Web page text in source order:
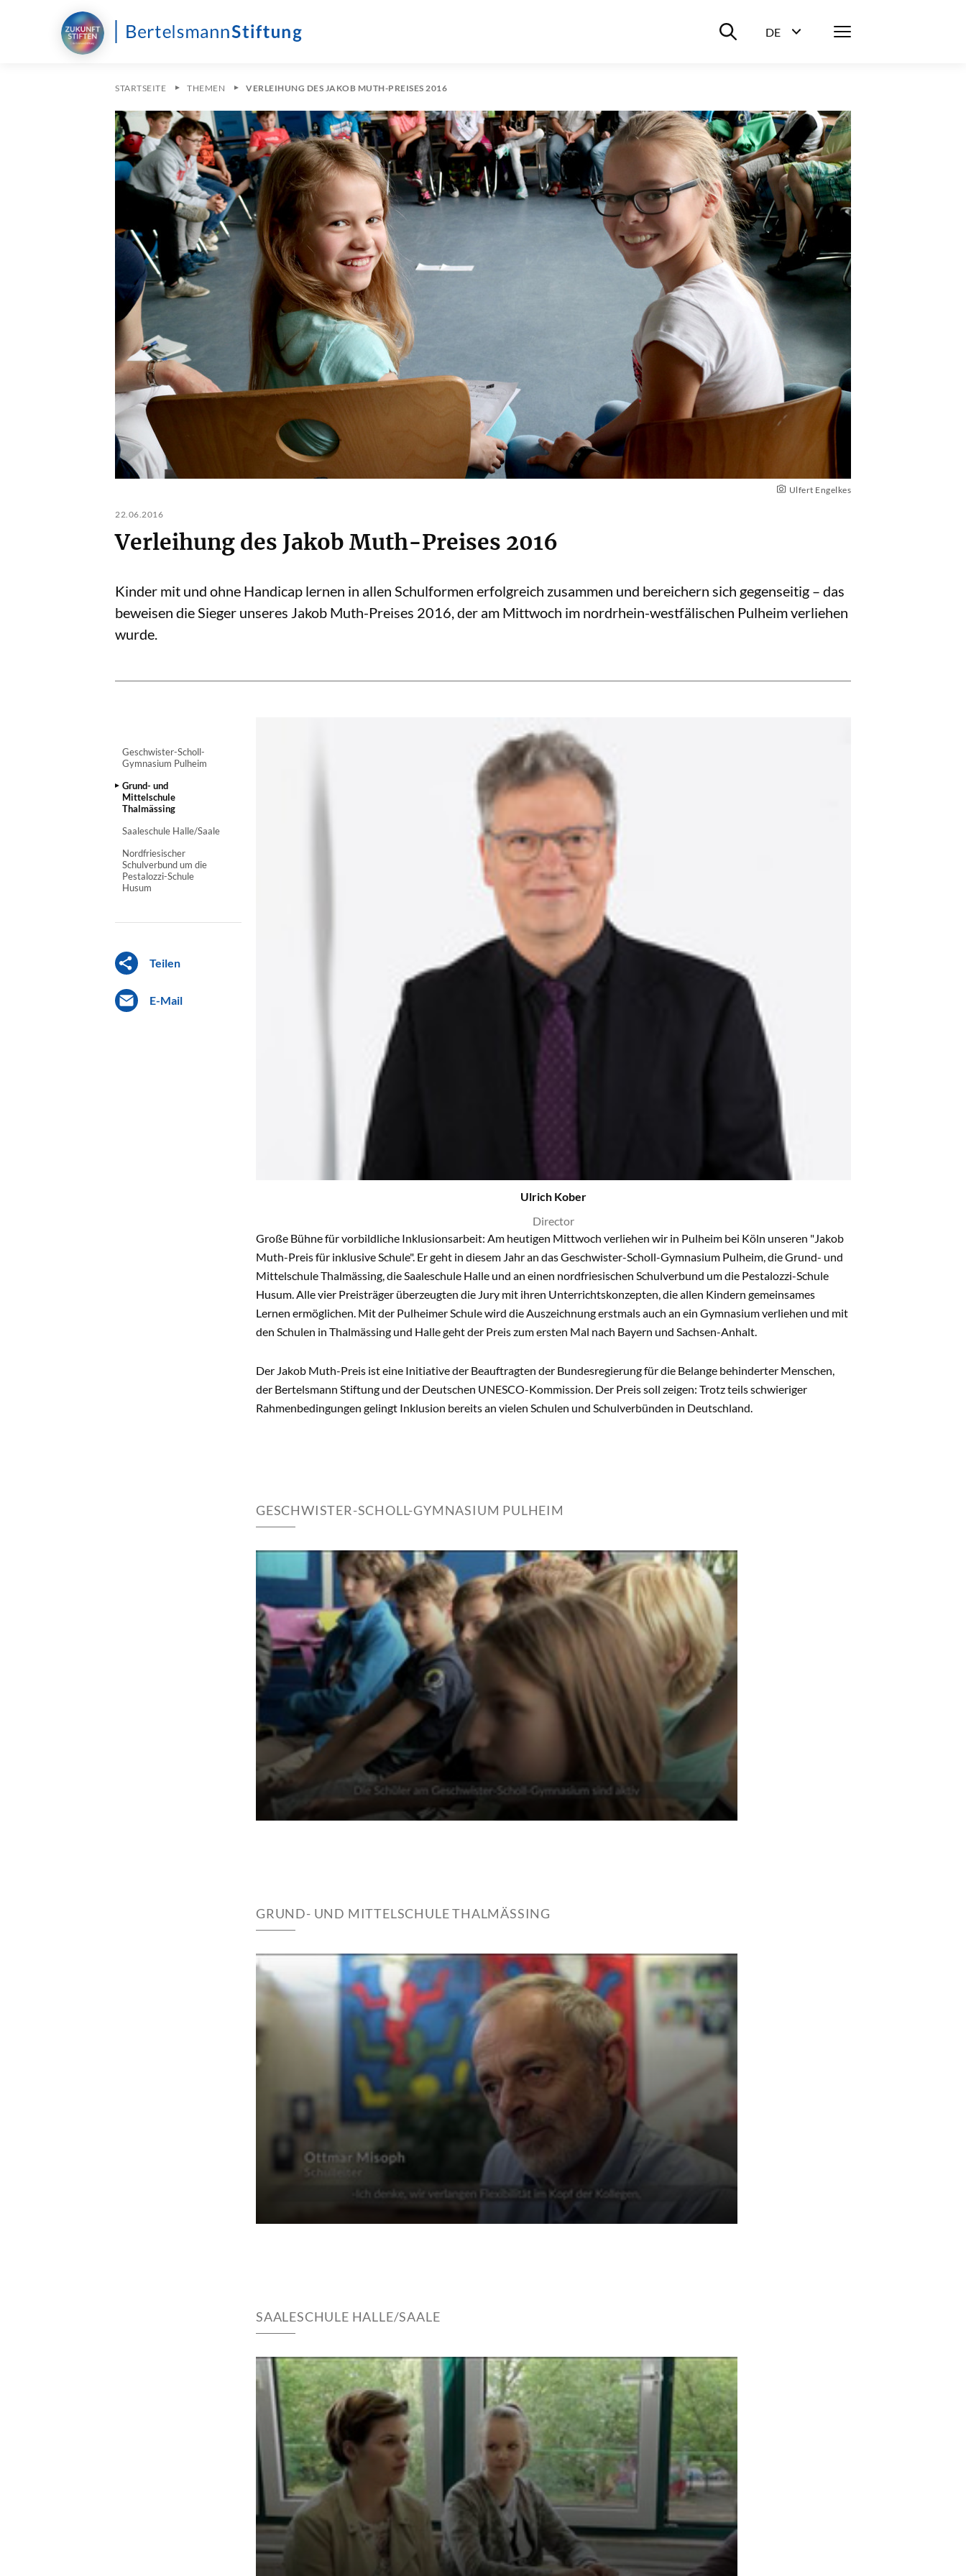
Suche ein-/ausblenden
DE
Menü
STARTSEITE THEMEN VERLEIHUNG DES JAKOB MUTH-PREISES 2016
Ulfert Engelkes
22.06.2016
Verleihung des Jakob Muth-Preises 2016
Kinder mit und ohne Handicap lernen in allen Schulformen erfolgreich zusammen und bereichern sich gegenseitig – das
beweisen die Sieger unseres Jakob Muth-Preises 2016, der am Mittwoch im nordrhein-westfälischen Pulheim verliehen
wurde.
Geschwister-Scholl-
Gymnasium Pulheim
Grund- und
Mittelschule
Thalmässing
Saaleschule Halle/Saale
Nordfriesischer
Schulverbund um die
Pestalozzi-Schule
Husum
Teilen
E-Mail
Ulrich Kober
Director
Große Bühne für vorbildliche Inklusionsarbeit: Am heutigen Mittwoch verliehen wir in Pulheim bei Köln unseren "Jakob
Muth-Preis für inklusive Schule". Er geht in diesem Jahr an das Geschwister-Scholl-Gymnasium Pulheim, die Grund- und
Mittelschule Thalmässing, die Saaleschule Halle und an einen nordfriesischen Schulverbund um die Pestalozzi-Schule
Husum. Alle vier Preisträger überzeugten die Jury mit ihren Unterrichtskonzepten, die allen Kindern gemeinsames
Lernen ermöglichen. Mit der Pulheimer Schule wird die Auszeichnung erstmals auch an ein Gymnasium verliehen und mit
den Schulen in Thalmässing und Halle geht der Preis zum ersten Mal nach Bayern und Sachsen-Anhalt.
Der Jakob Muth-Preis ist eine Initiative der Beauftragten der Bundesregierung für die Belange behinderter Menschen,
der Bertelsmann Stiftung und der Deutschen UNESCO-Kommission. Der Preis soll zeigen: Trotz teils schwieriger
Rahmenbedingungen gelingt Inklusion bereits an vielen Schulen und Schulverbünden in Deutschland.
GESCHWISTER-SCHOLL-GYMNASIUM PULHEIM
GRUND- UND MITTELSCHULE THALMÄSSING
SAALESCHULE HALLE/SAALE